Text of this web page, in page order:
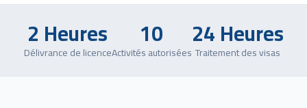
2 Heures
Délivrance de licence 10
Activités autorisées24 Heures
Traitement des visas